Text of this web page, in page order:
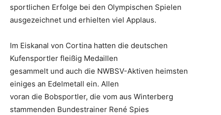
sportlichen Erfolge bei den Olympischen Spielen
ausgezeichnet und erhielten viel Applaus.
Im Eiskanal von Cortina hatten die deutschen
Kufensportler fleißig Medaillen
gesammelt und auch die NWBSV-Aktiven heimsten
einiges an Edelmetall ein. Allen
voran die Bobsportler, die vom aus Winterberg
stammenden Bundestrainer René Spies